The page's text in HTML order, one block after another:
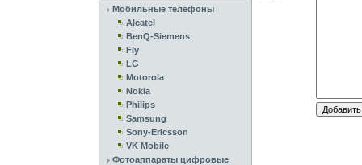
Мобильные телефоны
Alcatel
BenQ-Siemens
Fly
LG
Motorola
Nokia
Philips
Samsung
Sony-Ericsson
VK Mobile
Фотоаппараты цифровые